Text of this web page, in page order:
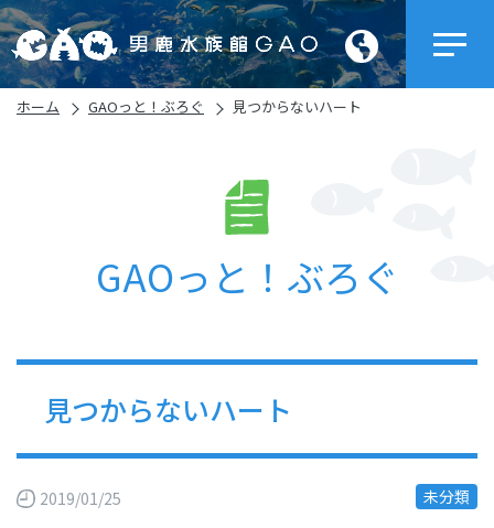
ホーム GAOっと！ぶろぐ 見つからないハート
GAOっと！ぶろぐ
見つからないハート
2019/01/25 未分類